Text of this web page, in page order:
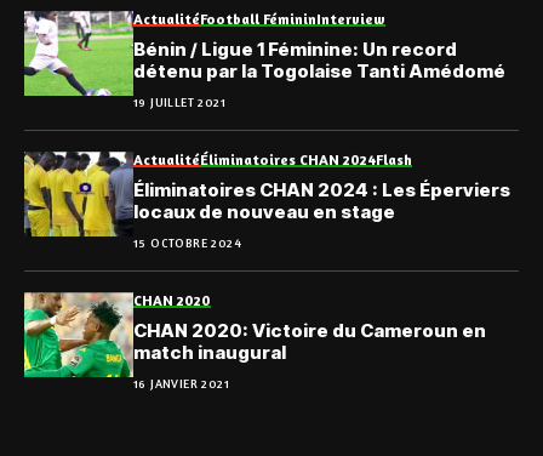
ActualitéFootball FémininInterview
Bénin / Ligue 1 Féminine: Un record
détenu par la Togolaise Tanti Amédomé
19 JUILLET 2021
ActualitéÉliminatoires CHAN 2024Flash
Éliminatoires CHAN 2024 : Les Éperviers
locaux de nouveau en stage
15 OCTOBRE 2024
CHAN 2020
CHAN 2020: Victoire du Cameroun en
match inaugural
16 JANVIER 2021